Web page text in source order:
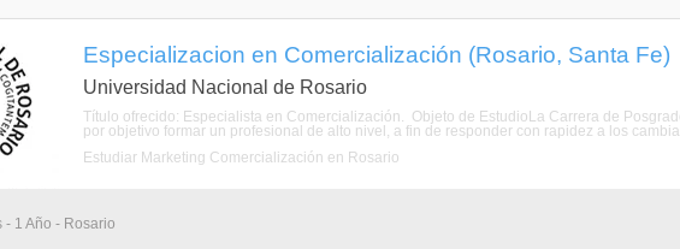
Especializacion en Comercialización (Rosario, Santa Fe)
Universidad Nacional de Rosario
Título ofrecido: Especialista en Comercialización. Objeto de EstudioLa Carrera de
por objetivo formar un profesional de alto nivel, a fin de responder con rapidez a los
Estudiar Marketing Comercialización en Rosario
1 Año - Rosario